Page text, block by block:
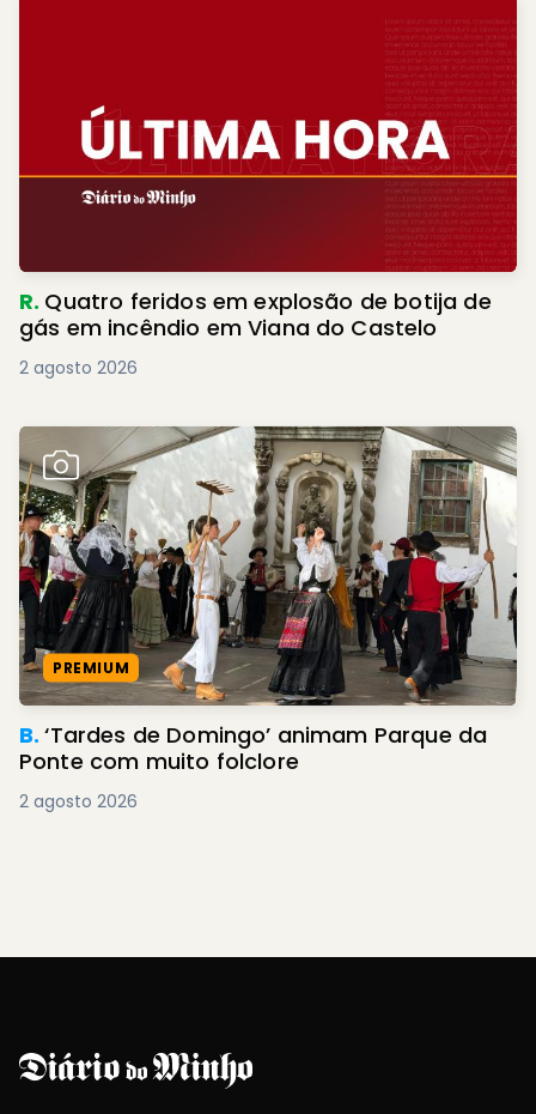
R. Quatro feridos em explosão de botija de
gás em incêndio em Viana do Castelo
2 agosto 2026
PREMIUM
B.‘Tardes de Domingo’ animam Parque da
Ponte com muito folclore
2 agosto 2026